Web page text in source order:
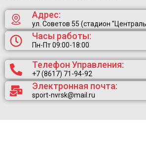
Адрес:
ул. Советов 55 (стадион
Часы работы:
Пн-Пт 09:00-18:00
Телефон Управления:
+7 (8617) 71-94-92
Электронная почта:
sport-nvrsk@mail.ru